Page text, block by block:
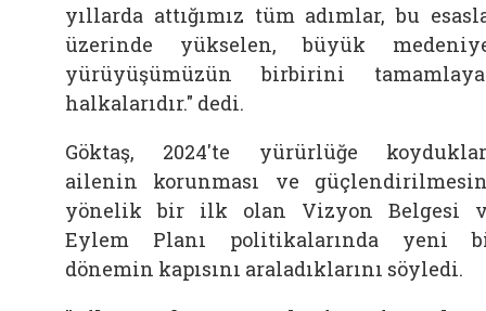
yıllarda attığımız tüm adımlar, bu
üzerinde yükselen, büyük
yürüyüşümüzün birbirini
halkalarıdır." dedi.
Göktaş, 2024'te yürürlüğe
ailenin korunması ve
yönelik bir ilk olan Vizyon Belgesi
Eylem Planı politikalarında yeni
dönemin kapısını araladıklarını söyledi.